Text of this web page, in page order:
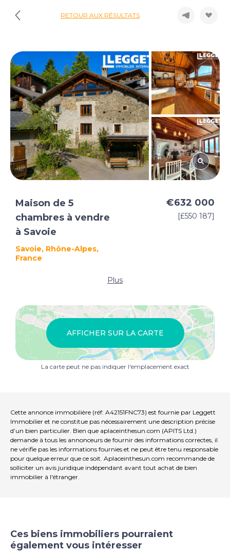
RETOUR AUX RÉSULTATS
Maison de 5
chambres à vendre
à Savoie
Savoie, Rhône-Alpes,
France
€632 000
[£550 187]
Plus
AFFICHER SUR LA CARTE
La carte peut ne pas indiquer l'emplacement exact
Cette annonce immobilière (réf: A42151FNC73) est fournie par Leggett
Immobilier et ne constitue pas nécessairement une description précise
d’un bien particulier. Bien que aplaceinthesun.com (APITS Ltd.)
demande à tous les annonceurs de fournir des informations correctes, il
ne vérifie pas les informations fournies et ne peut être tenu responsable
pour quelque erreur que ce soit. Aplaceinthesun.com recommande de
solliciter un avis juridique indépendant avant tout achat de bien
immobilier à l'étranger.
Ces biens immobiliers pourraient
également vous intéresser